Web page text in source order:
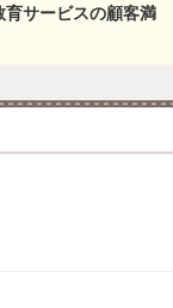
育サービスの顧客満